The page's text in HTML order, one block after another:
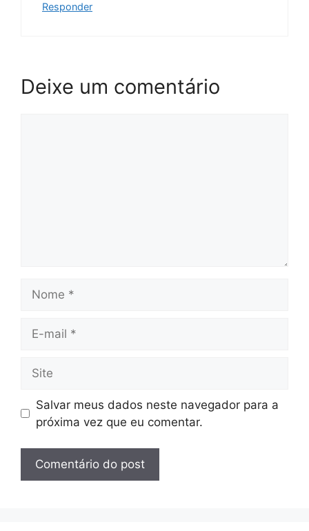
Responder
Deixe um comentário
mail
Salvar meus dados neste navegador para a
próxima vez que eu comentar.